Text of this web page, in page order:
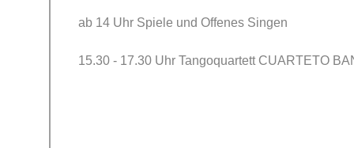
ab 14 Uhr Spiele und Offenes Singen
15.30 - 17.30 Uhr Tangoquartett CUARTETO